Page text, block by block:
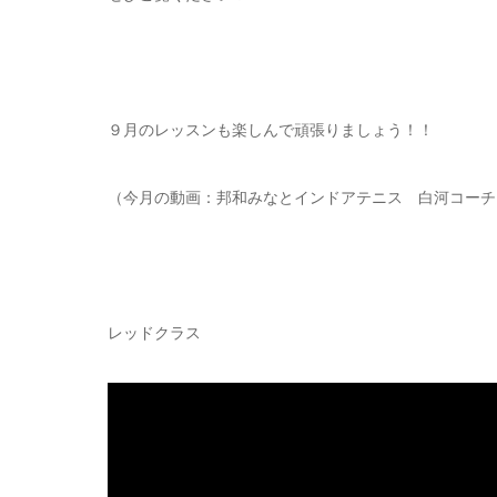
９月のレッスンも楽しんで頑張りましょう！！
（今月の動画：邦和みなとインドアテニス 白河コーチ
レッドクラス